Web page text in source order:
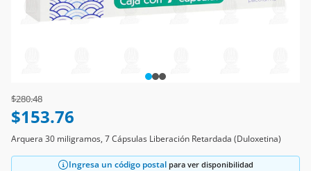
Price reduced from
$280.48to
$153.76
Arquera 30 miligramos, 7 Cápsulas Liberación Retardada (Duloxetina)
Ingresa un código postal para ver disponibilidad